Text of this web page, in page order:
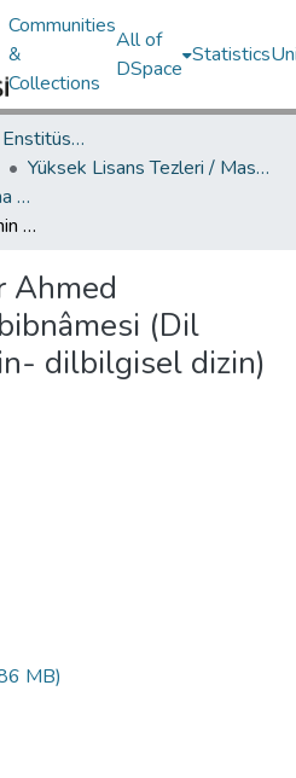
Communities
&
Collections
All of
DSpace
Statistics
Lisansüstü Eğitim Enstitüsü / Postgraduate Education Institute
Yüksek Lisans Tezleri / Master's Theses
Türk Dili ve Edebiyatı Ana Bilim Dalı / Department of Turkish Language and Literature
Fakîr Ahmed Şeyhzâde'nin Tabibnâmesi (Dil incelemesi- metin- dilbilgisel dizin)
Ahmed
(Dil
dilbilgisel dizin)
MB)